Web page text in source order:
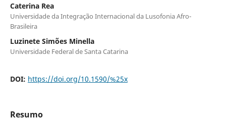
Caterina Rea
Universidade da Integração Internacional da Lusofonia Afro-
Brasileira
Luzinete Simões Minella
Universidade Federal de Santa Catarina
DOI: https://doi.org/10.1590/%25x
Resumo